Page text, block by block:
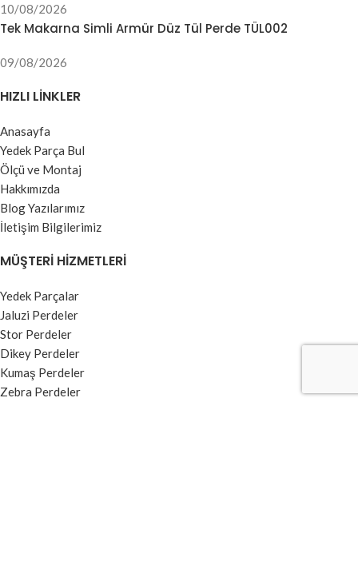
10/08/2026
Tek Makarna Simli Armür Düz Tül Perde TÜL002
09/08/2026
HIZLI LINKLER
Anasayfa
Yedek Parça Bul
Ölçü ve Montaj
Hakkımızda
Blog Yazılarımız
İletişim Bilgilerimiz
MÜŞTERI HIZMETLERI
Yedek Parçalar
Jaluzi Perdeler
Stor Perdeler
Dikey Perdeler
Kumaş Perdeler
Zebra Perdeler